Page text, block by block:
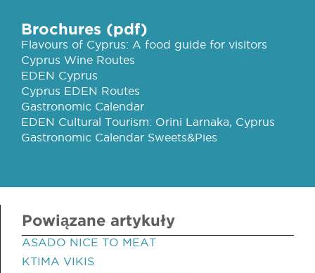
Brochures (pdf)
Flavours of Cyprus: A food guide for visitors
Cyprus Wine Routes
EDEN Cyprus
Cyprus EDEN Routes
Gastronomic Calendar
EDEN Cultural Tourism: Orini Larnaka, Cyprus
Gastronomic Calendar Sweets&Pies
Powiązane artykuły
ASADO NICE TO MEAT
KTIMA VIKIS